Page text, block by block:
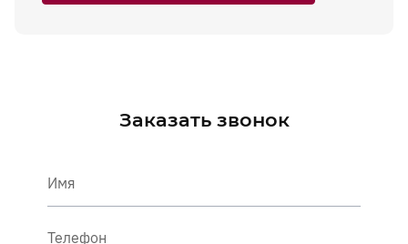
Заказать звонок
Имя
Телефон